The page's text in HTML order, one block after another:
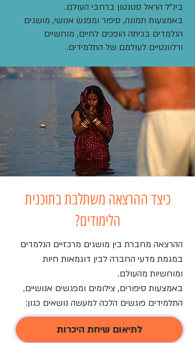
בינ"ל הראל סטנטון ברחבי העולם.
באמצעות תמונה, סיפור ומפגש אנושי, מושגים
הנלמדים בכיתה הופכים לחיים, מוחשיים
ורלוונטיים לעולמם של התלמידים.
כיצד ההרצאה משתלבת בתוכנית
הלימודים?
לתיאום שיחת היכרות